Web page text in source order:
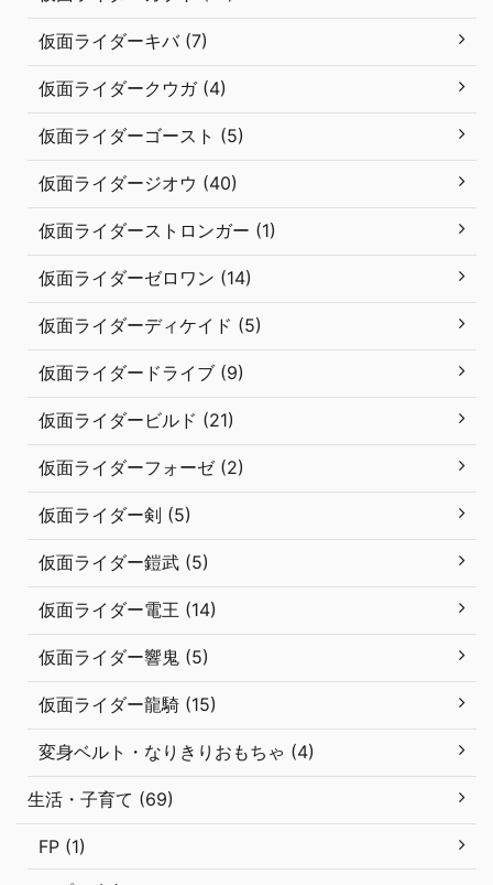
仮面ライダーキバ (7)
仮面ライダークウガ (4)
仮面ライダーゴースト (5)
仮面ライダージオウ (40)
仮面ライダーストロンガー (1)
仮面ライダーゼロワン (14)
仮面ライダーディケイド (5)
仮面ライダードライブ (9)
仮面ライダービルド (21)
仮面ライダーフォーゼ (2)
仮面ライダー剣 (5)
仮面ライダー鎧武 (5)
仮面ライダー電王 (14)
仮面ライダー響鬼 (5)
仮面ライダー龍騎 (15)
変身ベルト・なりきりおもちゃ (4)
生活・子育て (69)
FP (1)